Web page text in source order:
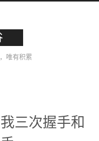
唯有积累
三次握手和